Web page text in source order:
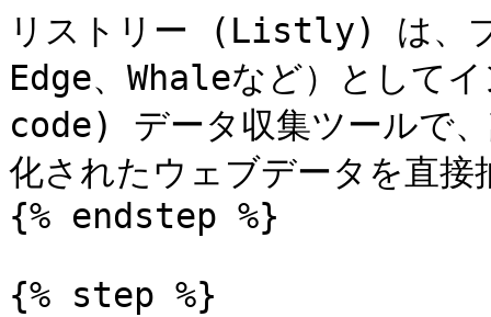
リストリー (Listly) は、ブ
Edge、Whaleなど）として
code) データ収集ツールで
化されたウェブデータを直接
{% endstep %}
{% step %}